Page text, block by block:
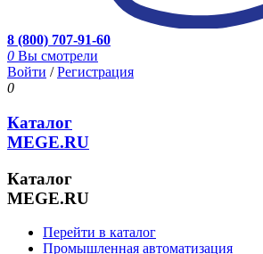
8 (800) 707-91-60
0 Вы смотрели
Войти /Регистрация
0
Каталог
MEGE.RU
Каталог
MEGE.RU
Перейти в каталог
Промышленная автоматизация